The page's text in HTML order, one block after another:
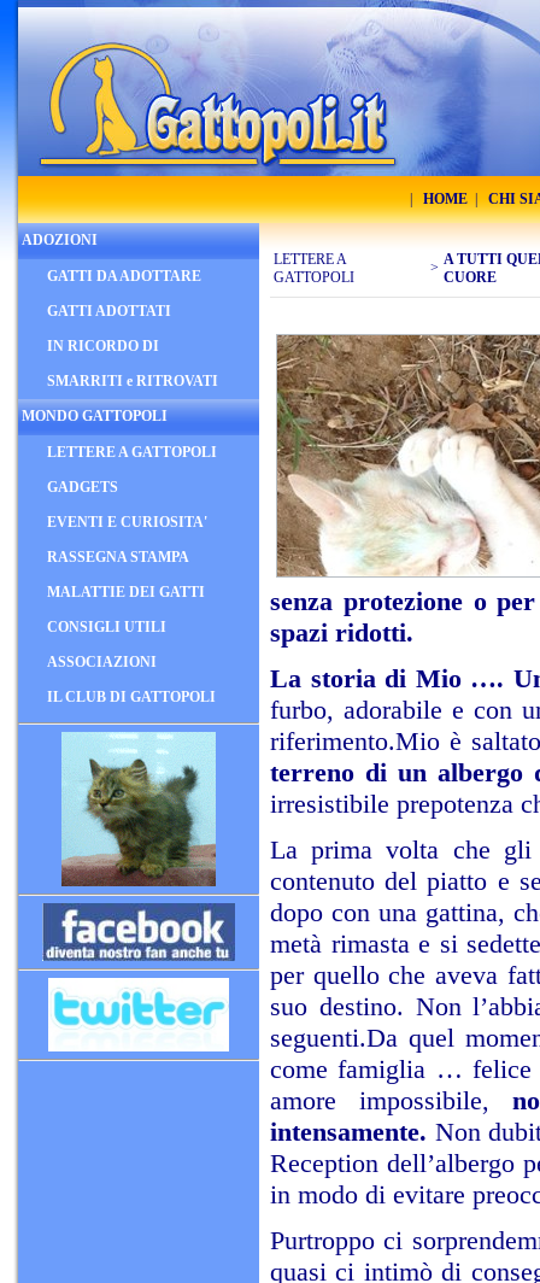
HOME CHI
ADOZIONI
GATTI DA ADOTTARE
GATTI ADOTTATI
IN RICORDO DI
SMARRITI e RITROVATI
MONDO GATTOPOLI
LETTERE A GATTOPOLI
GADGETS
EVENTI E CURIOSITA'
RASSEGNA STAMPA
MALATTIE DEI GATTI
CONSIGLI UTILI
ASSOCIAZIONI
IL CLUB DI GATTOPOLI
LETTERE A
GATTOPOLI
> A TUTTI
CUORE
senza protezione o
spazi ridotti.
La storia di Mio …. Un
furbo, adorabile e con
riferimento.Mio è
terreno di un albergo
irresistibile prepotenza
La prima volta che gli
contenuto del piatto e
dopo con una gattina,
metà rimasta e si
per quello che aveva
suo destino. Non
seguenti.Da quel
come famiglia … felice
amore impossibile,
intensamente. Non
Reception dell’albergo
in modo di evitare
Purtroppo ci
quasi ci intimò di